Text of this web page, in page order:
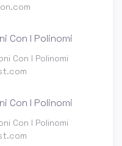
Con I Polinomi
Con I Polinomi